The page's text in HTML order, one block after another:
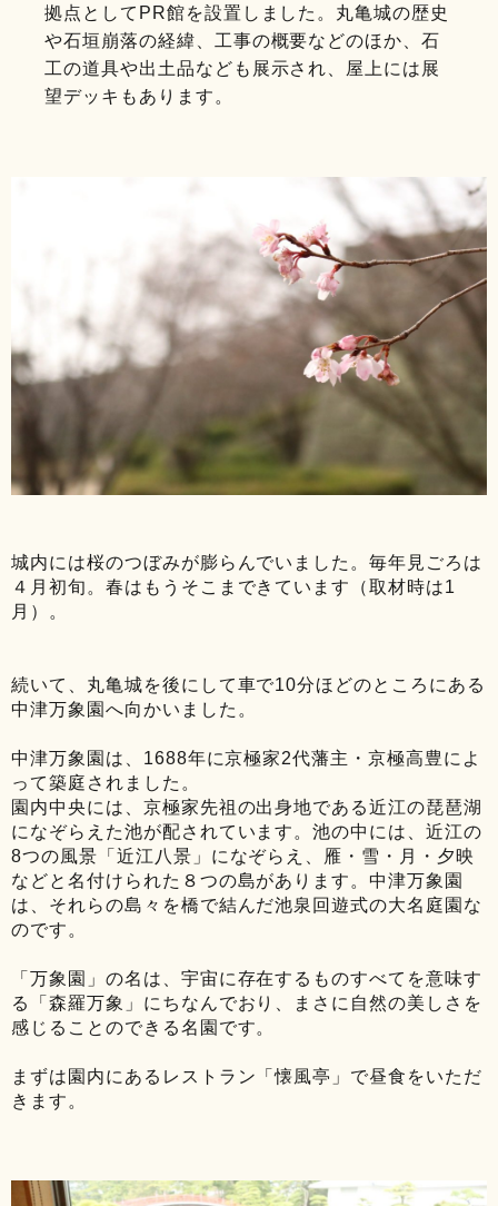
拠点としてPR館を設置しました。丸亀城の歴史
や石垣崩落の経緯、工事の概要などのほか、石
工の道具や出土品なども展示され、屋上には展
望デッキもあります。
城内には桜のつぼみが膨らんでいました。毎年見ごろは
４月初旬。春はもうそこまできています（取材時は1
月）。
続いて、丸亀城を後にして車で10分ほどのところにある
中津万象園へ向かいました。
中津万象園は、1688年に京極家2代藩主・京極高豊によ
って築庭されました。
園内中央には、京極家先祖の出身地である近江の琵琶湖
になぞらえた池が配されています。池の中には、近江の
8つの風景「近江八景」になぞらえ、雁・雪・月・夕映
などと名付けられた８つの島があります。中津万象園
は、それらの島々を橋で結んだ池泉回遊式の大名庭園な
のです。
「万象園」の名は、宇宙に存在するものすべてを意味す
る「森羅万象」にちなんでおり、まさに自然の美しさを
感じることのできる名園です。
まずは園内にあるレストラン「懐風亭」で昼食をいただ
きます。